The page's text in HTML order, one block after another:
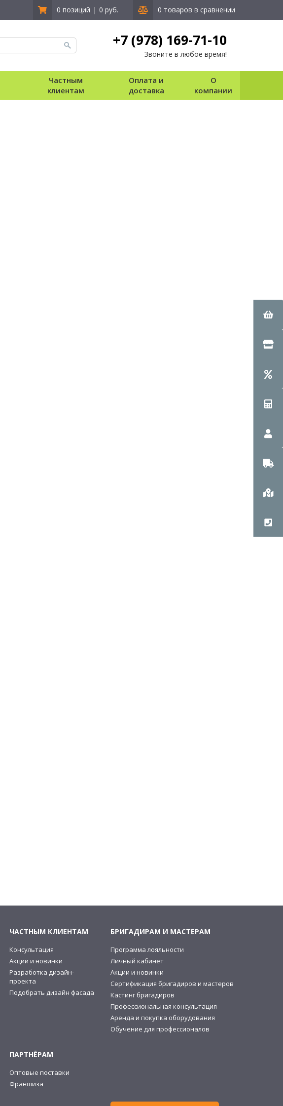
0 позиций | 0 руб. 0 товаров в сравнении
+7 (978) 169-71-10
Звоните в любое время!
Частным
клиентам
Оплата и
доставка
О
компании
ЧАСТНЫМ КЛИЕНТАМ
Консультация
Акции и новинки
Разработка дизайн-
проекта
Подобрать дизайн фасада
БРИГАДИРАМ И МАСТЕРАМ
Программа лояльности
Личный кабинет
Акции и новинки
Сертификация бригадиров и мастеров
Кастинг бригадиров
Профессиональная консультация
Аренда и покупка оборудования
Обучение для профессионалов
ПАРТНЁРАМ
Оптовые поставки
Франшиза